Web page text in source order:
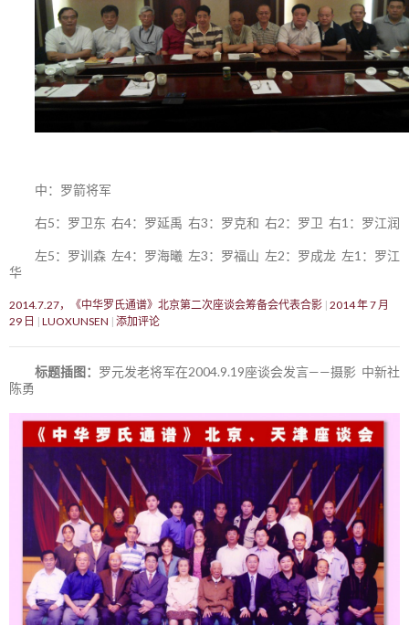
中：罗箭将军
右5：罗卫东 右4：罗延禹 右3：罗克和 右2：罗卫 右1：罗江润
左5：罗训森 左4：罗海曦 左3：罗福山 左2：罗成龙 左1：罗江
华
2014.7.27，《中华罗氏通谱》北京第二次座谈会筹备会代表合影 2014 年 7 月
29 日
LUOXUNSEN 添加评论
标题插图： 罗元发老将军在2004.9.19座谈会发言——摄影 中新社
陈勇